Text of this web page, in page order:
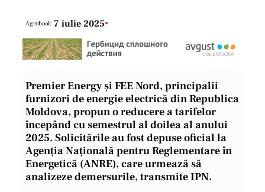
Agrobook 7 iulie 2025•
Premier Energy și FEE Nord, principalii
furnizori de energie electrică din Republica
Moldova, propun o reducere a tarifelor
începând cu semestrul al doilea al anului
2025. Solicitările au fost depuse oficial la
Agenția Națională pentru Reglementare în
Energetică (ANRE), care urmează să
analizeze demersurile, transmite IPN.